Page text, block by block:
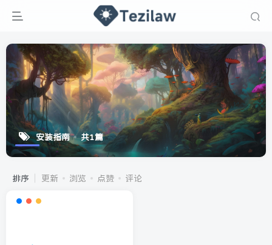
安装指南 共1篇
排序 更新 浏览 点赞 评论